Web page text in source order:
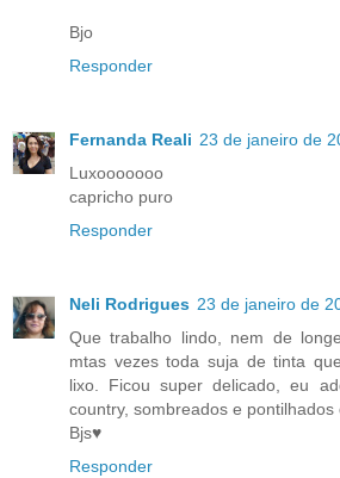
Bjo
Responder
Fernanda Reali 23 de janeiro de
Luxooooooo
capricho puro
Responder
Neli Rodrigues 23 de janeiro de
Que trabalho lindo, nem de
mtas vezes toda suja de tinta
lixo. Ficou super delicado, eu
country, sombreados e pontilhados
Bjs♥
Responder